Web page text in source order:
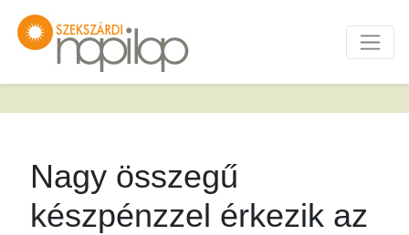
Nagy összegű
készpénzzel érkezik az